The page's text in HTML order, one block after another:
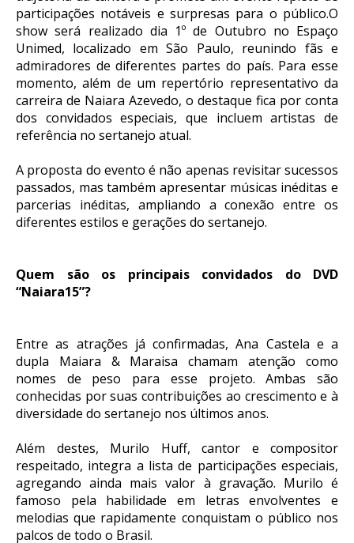
participações notáveis e surpresas para o público.O
show será realizado dia 1º de Outubro no Espaço
Unimed, localizado em São Paulo, reunindo fãs e
admiradores de diferentes partes do país. Para esse
momento, além de um repertório representativo da
carreira de Naiara Azevedo, o destaque fica por conta
dos convidados especiais, que incluem artistas de
referência no sertanejo atual.
A proposta do evento é não apenas revisitar sucessos
passados, mas também apresentar músicas inéditas e
parcerias inéditas, ampliando a conexão entre os
diferentes estilos e gerações do sertanejo.
Quem são os principais convidados do DVD
“Naiara15”?
Entre as atrações já confirmadas, Ana Castela e a
dupla Maiara & Maraisa chamam atenção como
nomes de peso para esse projeto. Ambas são
conhecidas por suas contribuições ao crescimento e à
diversidade do sertanejo nos últimos anos.
Além destes, Murilo Huff, cantor e compositor
respeitado, integra a lista de participações especiais,
agregando ainda mais valor à gravação. Murilo é
famoso pela habilidade em letras envolventes e
melodias que rapidamente conquistam o público nos
palcos de todo o Brasil.